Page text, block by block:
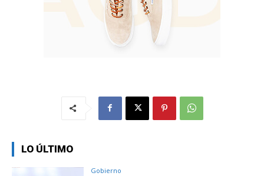
LO ÚLTIMO
Gobierno